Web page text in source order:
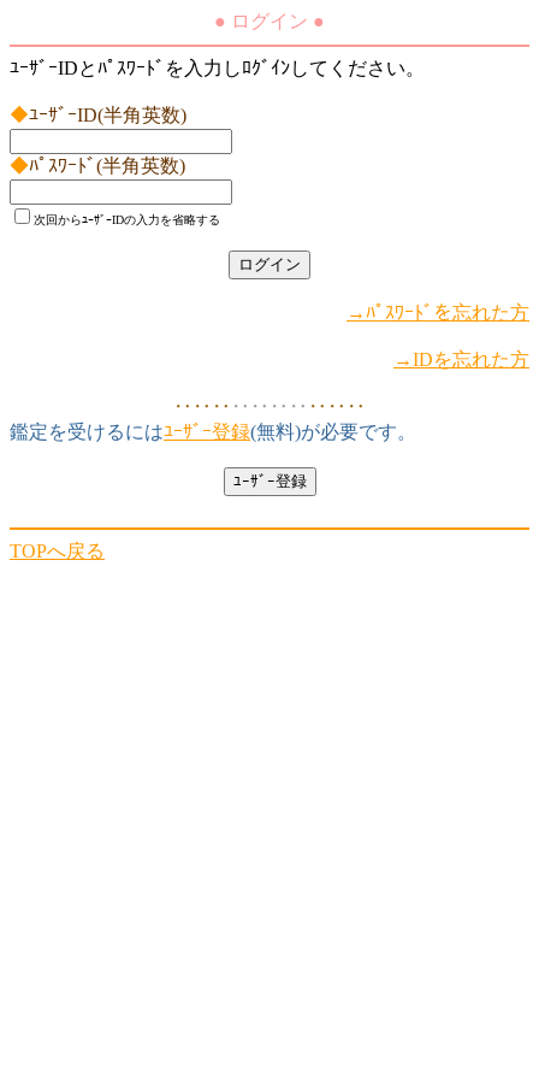
● ログイン ●
ﾕｰｻﾞｰIDとﾊﾟｽﾜｰﾄﾞを入力しﾛｸﾞｲﾝしてください。
◆ﾕｰｻﾞｰID(半角英数)
◆ﾊﾟｽﾜｰﾄﾞ(半角英数)
次回からﾕｰｻﾞｰIDの入力を省略する
→ﾊﾟｽﾜｰﾄﾞを忘れた方
→IDを忘れた方
‥‥‥ ‥‥‥‥ ‥‥‥
鑑定を受けるにはﾕｰｻﾞｰ登録(無料)が必要です。
TOPへ戻る